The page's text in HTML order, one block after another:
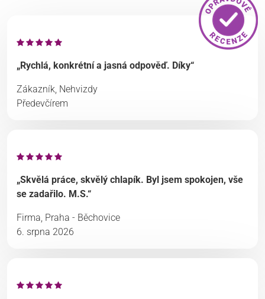
„Rychlá, konkrétní a jasná odpověď. Díky“
Zákazník, Nehvizdy
Předevčírem
„Skvělá práce, skvělý chlapík. Byl jsem spokojen, vše
se zadařilo. M.S.“
Firma, Praha - Běchovice
6. srpna 2026